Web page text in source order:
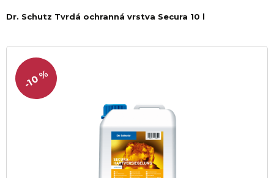
Dr. Schutz Tvrdá ochranná vrstva Secura 10 l
-10 %